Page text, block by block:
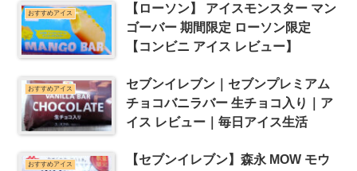
おすすめアイス
【ローソン】 アイスモンスター マン
ゴーバー 期間限定 ローソン限定
【コンビニ アイス レビュー】
おすすめアイス
セブンイレブン｜セブンプレミアム
チョコバニラバー 生チョコ入り｜ア
イス レビュー｜毎日アイス生活
おすすめアイス
【セブンイレブン】森永 MOW モウ